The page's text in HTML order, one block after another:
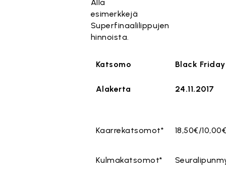
Alla
esimerkkejä
Superfinaalilippujen
hinnoista.
Katsomo
Alakerta
Black Friday
24.11.2017
Kaarrekatsomot* 18,50€/
Kulmakatsomot*
m
ä
si
s
lt
o
t
t